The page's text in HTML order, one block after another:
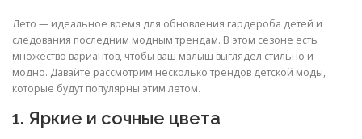
Лето — идеальное время для обновления гардероба детей и
следования последним модным трендам. В этом сезоне есть
множество вариантов, чтобы ваш малыш выглядел стильно и
модно. Давайте рассмотрим несколько трендов детской моды,
которые будут популярны этим летом.
1. Яркие и сочные цвета